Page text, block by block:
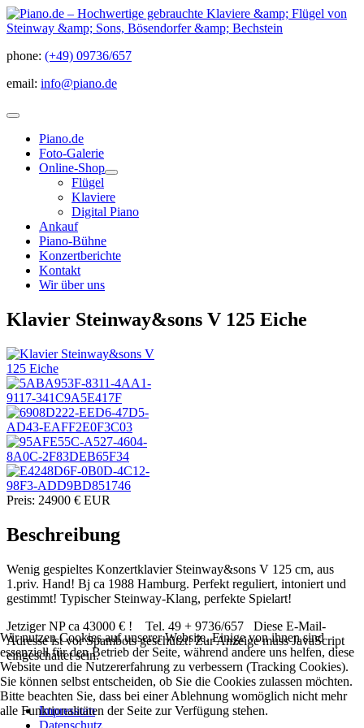
phone: (+49) 09736/657
email: info@piano.de
Piano.de
Foto-Galerie
Online-Shop
Flügel
Klaviere
Digital Piano
Ankauf
Piano-Bühne
Konzertberichte
Kontakt
Wir über uns
Klavier Steinway&sons V 125 Eiche
Preis: 24900 € EUR
Beschreibung
Wenig gespieltes Konzertklavier Steinway&sons V 125 cm, aus
1.priv. Hand! Bj ca 1988 Hamburg. Perfekt reguliert, intoniert und
gestimmt! Typischer Steinway-Klang, perfekte Spielart!
Jetziger NP ca 43000 € ! Tel. 49 + 9736/657 Diese E-Mail-
Adresse ist vor Spambots geschützt! Zur Anzeige muss JavaScript
eingeschaltet sein.
Impressum
Datenschutz
Wir nutzen Cookies auf unserer Website. Einige von ihnen sind
essenziell für den Betrieb der Seite, während andere uns helfen, diese
Website und die Nutzererfahrung zu verbessern (Tracking Cookies).
Sie können selbst entscheiden, ob Sie die Cookies zulassen möchten.
Bitte beachten Sie, dass bei einer Ablehnung womöglich nicht mehr
alle Funktionalitäten der Seite zur Verfügung stehen.